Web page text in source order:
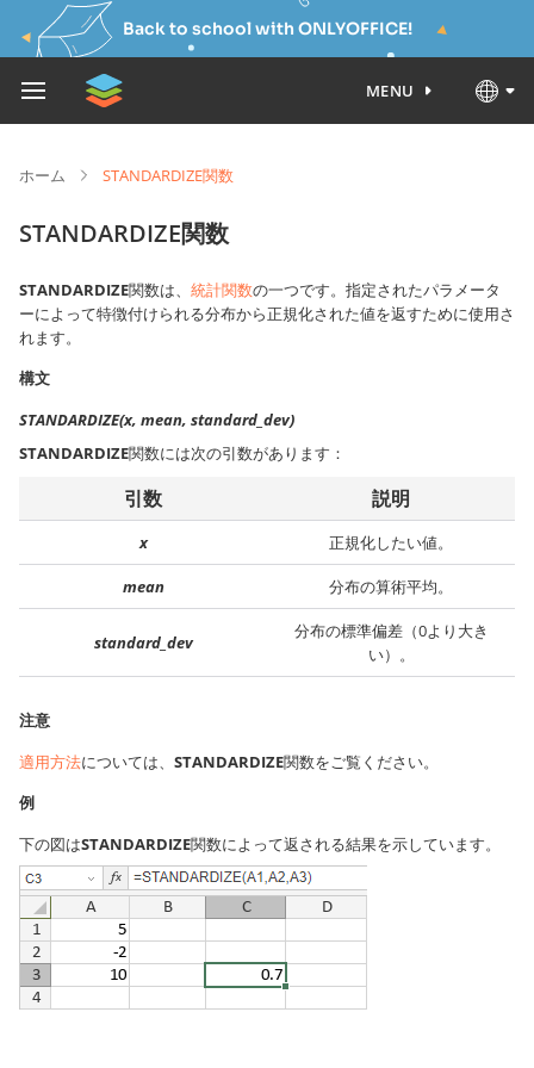
Back to school with ONLYOFFICE!
MENU
ホーム STANDARDIZE関数
STANDARDIZE関数
STANDARDIZE関数は、 統計関数の一つです。指定されたパラメータ
ーによって特徴付けられる分布から正規化された値を返すために使用さ
れます。
構文
STANDARDIZE(x, mean, standard_dev)
STANDARDIZE関数には次の引数があります：
引数 説明
x 正規化したい値。
mean 分布の算術平均。
standard_dev
分布の標準偏差（0より大き
い）。
注意
適用方法については、 STANDARDIZE関数をご覧ください。
例
下の図はSTANDARDIZE関数によって返される結果を示しています。